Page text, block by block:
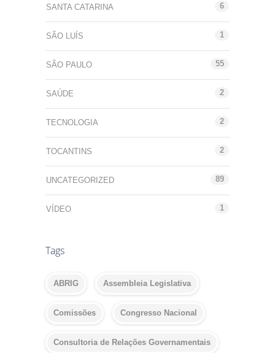
SANTA CATARINA 6
SÃO LUÍS 1
SÃO PAULO 55
SAÚDE 2
TECNOLOGIA 2
TOCANTINS 2
UNCATEGORIZED 89
VÍDEO 1
Tags
ABRIG Assembleia Legislativa
Comissões Congresso Nacional
Consultoria de Relações Governamentais